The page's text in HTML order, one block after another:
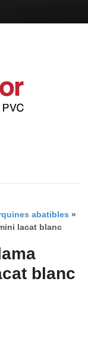
abatibles »
lacat blanc
blanc